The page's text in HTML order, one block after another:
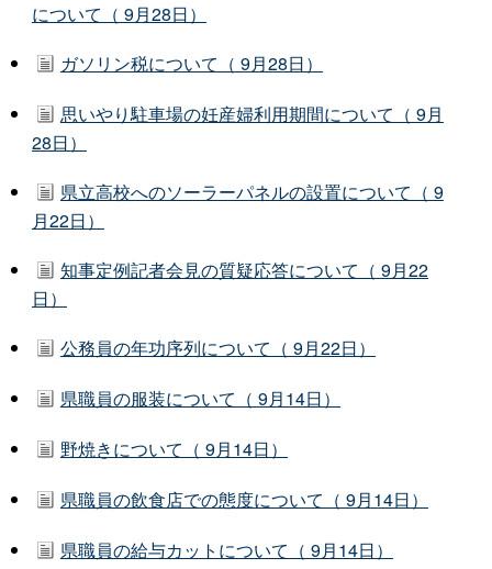
について（ 9月28日）
ガソリン税について（ 9月28日）
思いやり駐車場の妊産婦利用期間について（ 9月
28日）
県立高校へのソーラーパネルの設置について（ 9
月22日）
知事定例記者会見の質疑応答について（ 9月22
日）
公務員の年功序列について（ 9月22日）
県職員の服装について（ 9月14日）
野焼きについて（ 9月14日）
県職員の飲食店での態度について（ 9月14日）
県職員の給与カットについて（ 9月14日）